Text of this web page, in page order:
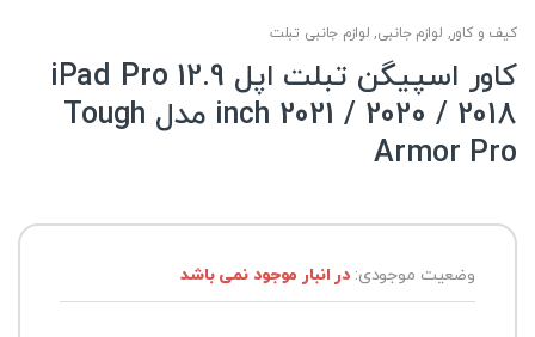
کیف و کاور, لوازم جانبی, لوازم جانبی تبلت
کاور اسپیگن تبلت اپل iPad Pro 12.9
inch 2021 / 2020 / 2018 مدل Tough
Armor Pro
وضعیت موجودی:در انبار موجود نمی باشد